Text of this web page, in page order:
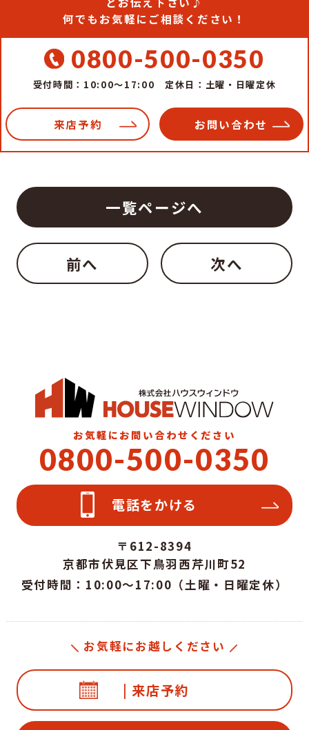
何でもお気軽にご相談ください！
0800-500-0350
受付時間：10:00～17:00定休日：土曜・日曜定休
来店予約 お問い合わせ
前へ
一覧ページへ
次へ
お気軽にお問い合わせください
0800-500-0350
電話をかける
〒612-8394
京都市伏見区下鳥羽西芹川町52
受付時間：10:00～17:00（土曜・日曜定休）
お気軽にお越しください
| 来店予約